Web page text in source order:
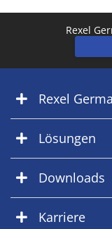
Rexel
Rexel
Lösungen
Downloads
Karriere